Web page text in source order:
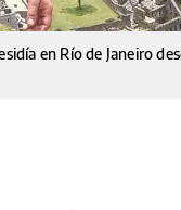
en Río de Janeiro